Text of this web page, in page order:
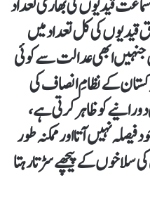
قیدیوں کی بھاری تعداد
کی کل تعداد میں
ایسے ہیں جنہیں ابھی عدالت سے کوئی
کے نظامِ انصاف کی
کو ظاہر کرتی ہے،
نہیں آتا اور ممکنہ طور
کے پیچھے سڑتا رہتا